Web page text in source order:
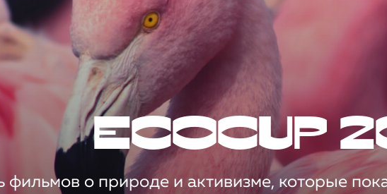
ECOCUP
фильмов о природе и активизме, которые